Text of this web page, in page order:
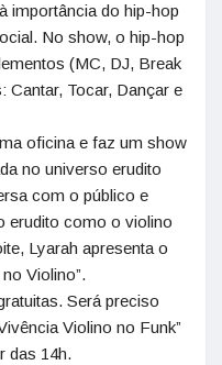
importância do hip-hop
No show, o hip-hop
(MC, DJ, Break
Cantar, Tocar, Dançar e
oficina e faz um show
no universo erudito
com o público e
erudito como o violino
Lyarah apresenta o
Violino”.
Será preciso
Violino no Funk”
das 14h.